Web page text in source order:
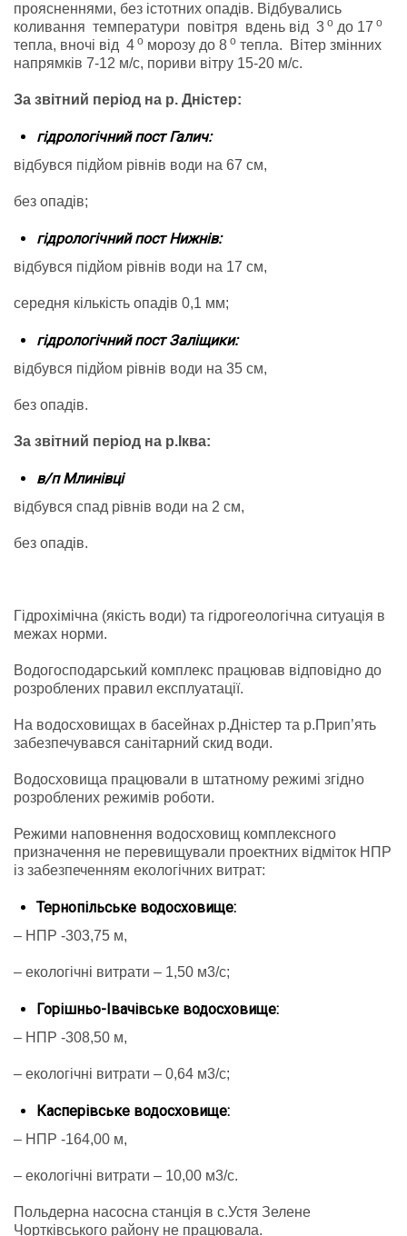
проясненнями, без істотних опадів. Відбувались
коливання температури повітря вдень від 3 о до 17 о
тепла, вночі від 4 о морозу до 8 о тепла. Вітер змінних
напрямків 7-12 м/с, пориви вітру 15-20 м/с.
За звітний період на р. Дністер:
гідрологічний пост Галич:
відбувся підйом рівнів води на 67 см,
без опадів;
гідрологічний пост Нижнів:
відбувся підйом рівнів води на 17 см,
середня кількість опадів 0,1 мм;
гідрологічний пост Заліщики:
відбувся підйом рівнів води на 35 см,
без опадів.
За звітний період на р.Іква:
в/п Млинівці
відбувся спад рівнів води на 2 см,
без опадів.
Гідрохімічна (якість води) та гідрогеологічна ситуація в
межах норми.
Водогосподарський комплекс працював відповідно до
розроблених правил експлуатації.
На водосховищах в басейнах р.Дністер та р.Прип’ять
забезпечувався санітарний скид води.
Водосховища працювали в штатному режимі згідно
розроблених режимів роботи.
Режими наповнення водосховищ комплексного
призначення не перевищували проектних відміток НПР
із забезпеченням екологічних витрат:
Тернопільське водосховище:
– НПР -303,75 м,
– екологічні витрати – 1,50 м3/с;
Горішньо-Івачівське водосховище:
– НПР -308,50 м,
– екологічні витрати – 0,64 м3/с;
Касперівське водосховище:
– НПР -164,00 м,
– екологічні витрати – 10,00 м3/с.
Польдерна насосна станція в с.Устя Зелене
Чортківського району не працювала.